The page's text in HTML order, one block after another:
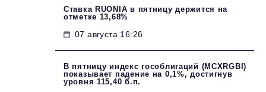
Ставка RUONIA в пятницу держится на
отметке 13,68%
07 августа 16:26
В пятницу индекс гособлигаций (MCXRGBI)
показывает падение на 0,1%, достигнув
уровня 115,40 б.п.